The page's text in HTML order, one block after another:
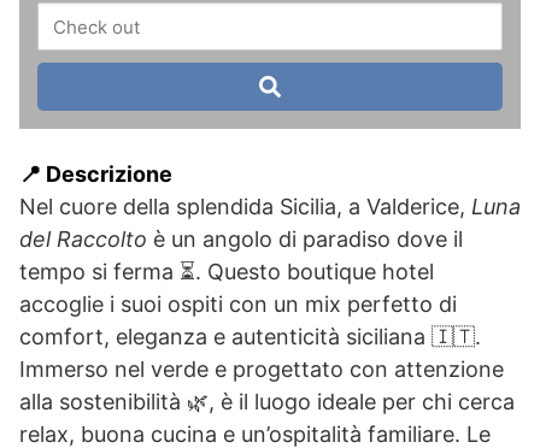
📍 Descrizione
Nel cuore della splendida Sicilia, a Valderice, Luna
del Raccolto è un angolo di paradiso dove il
tempo si ferma ⏳. Questo boutique hotel
accoglie i suoi ospiti con un mix perfetto di
comfort, eleganza e autenticità siciliana 🇮🇹.
Immerso nel verde e progettato con attenzione
alla sostenibilità 🌿, è il luogo ideale per chi cerca
relax, buona cucina e un’ospitalità familiare. Le